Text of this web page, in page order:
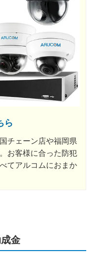
ら
チェーン店や福岡県
お客様に合った防犯
てアルコムにおまか
金